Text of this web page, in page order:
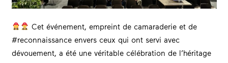
Cet événement, empreint de camaraderie et de
#reconnaissance envers ceux qui ont servi avec
dévouement, a été une véritable célébration de l’héritage